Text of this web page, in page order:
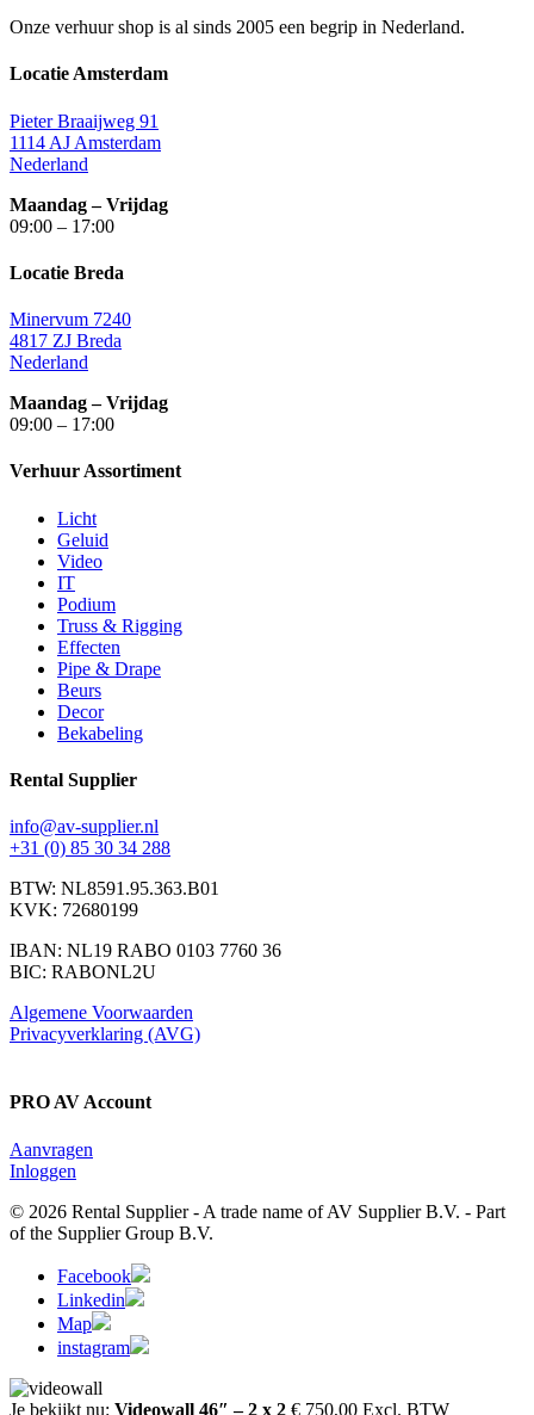
Onze verhuur shop is al sinds 2005 een begrip in Nederland.
Locatie Amsterdam
Pieter Braaijweg 91
1114 AJ Amsterdam
Nederland
Maandag – Vrijdag
09:00 – 17:00
Locatie Breda
Minervum 7240
4817 ZJ Breda
Nederland
Maandag – Vrijdag
09:00 – 17:00
Verhuur Assortiment
Licht
Geluid
Video
IT
Podium
Truss & Rigging
Effecten
Pipe & Drape
Beurs
Decor
Bekabeling
Rental Supplier
info@av-supplier.nl
+31 (0) 85 30 34 288
BTW: NL8591.95.363.B01
KVK: 72680199
IBAN: NL19 RABO 0103 7760 36
BIC: RABONL2U
Algemene Voorwaarden
Privacyverklaring (AVG)
PRO AV Account
Aanvragen
Inloggen
© 2026 Rental Supplier - A trade name of AV Supplier B.V. - Part
of the Supplier Group B.V.
Facebook
Linkedin
Map
instagram
Je bekijkt nu: Videowall 46″ – 2 x 2 € 750,00 Excl. BTW